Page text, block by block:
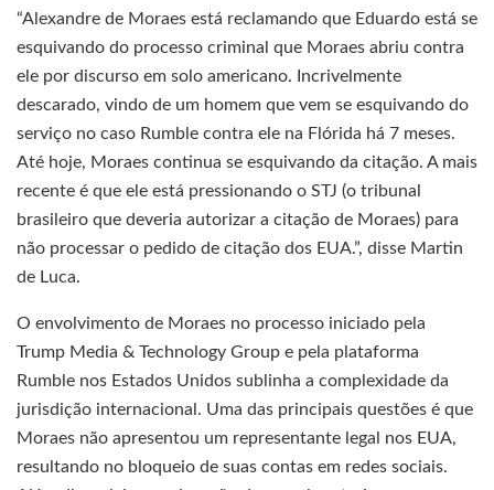
“Alexandre de Moraes está reclamando que Eduardo está se
esquivando do processo criminal que Moraes abriu contra
ele por discurso em solo americano. Incrivelmente
descarado, vindo de um homem que vem se esquivando do
serviço no caso Rumble contra ele na Flórida há 7 meses.
Até hoje, Moraes continua se esquivando da citação. A mais
recente é que ele está pressionando o STJ (o tribunal
brasileiro que deveria autorizar a citação de Moraes) para
não processar o pedido de citação dos EUA.”, disse Martin
de Luca.
O envolvimento de Moraes no processo iniciado pela
Trump Media & Technology Group e pela plataforma
Rumble nos Estados Unidos sublinha a complexidade da
jurisdição internacional. Uma das principais questões é que
Moraes não apresentou um representante legal nos EUA,
resultando no bloqueio de suas contas em redes sociais.